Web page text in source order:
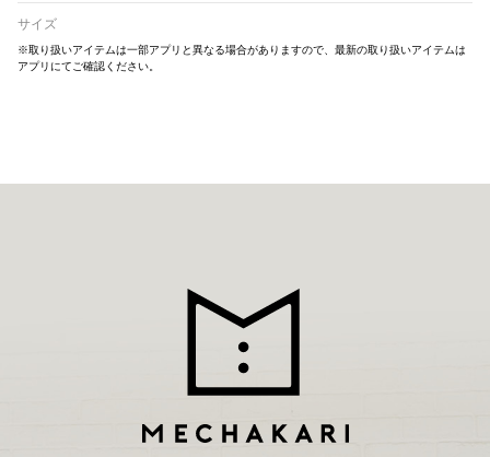
サイズ
※取り扱いアイテムは一部アプリと異なる場合がありますので、最新の取り扱いアイテムは
アプリにてご確認ください。